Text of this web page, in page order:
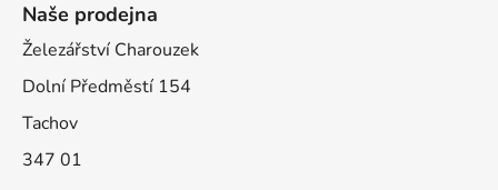
Naše prodejna
Železářství Charouzek
Dolní Předměstí 154
Tachov
347 01